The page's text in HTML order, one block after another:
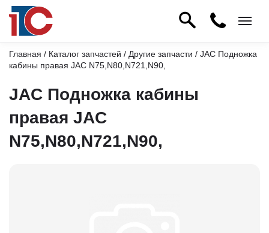
Главная / Каталог запчастей / Другие запчасти / JAC Подножка
кабины правая JAC N75,N80,N721,N90,
JAC Подножка кабины
правая JAC
N75,N80,N721,N90,